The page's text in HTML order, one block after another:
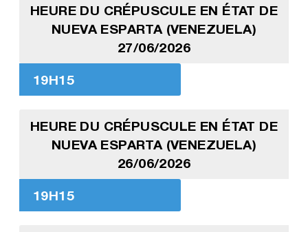
HEURE DU CRÉPUSCULE EN ÉTAT DE
NUEVA ESPARTA (VENEZUELA)
27/06/2026
19H15
HEURE DU CRÉPUSCULE EN ÉTAT DE
NUEVA ESPARTA (VENEZUELA)
26/06/2026
19H15